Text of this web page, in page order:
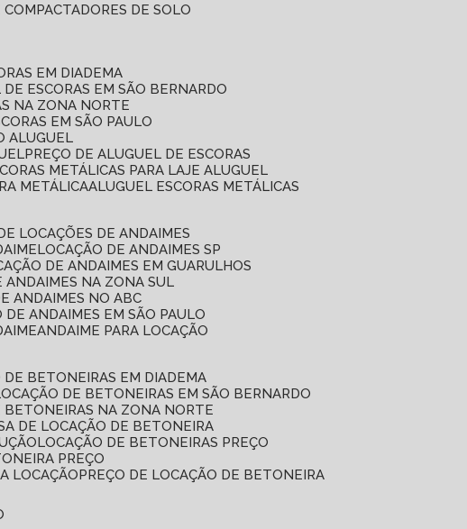
COMPACTADORES DE SOLO
EM DIADEMA
DE ESCORAS EM SÃO BERNARDO
NA ZONA NORTE
EM SÃO PAULO
ALUGUEL
PREÇO DE ALUGUEL DE ESCORAS
METÁLICAS PARA LAJE ALUGUEL
METÁLICA ALUGUEL ESCORAS METÁLICAS
DE LOCAÇÕES DE ANDAIMES
LOCAÇÃO DE ANDAIMES SP
DE ANDAIMES EM GUARULHOS
ANDAIMES NA ZONA SUL
ANDAIMES NO ABC
DE ANDAIMES EM SÃO PAULO
ANDAIME PARA LOCAÇÃO
DE BETONEIRAS EM DIADEMA
LOCAÇÃO DE BETONEIRAS EM SÃO BERNARDO
BETONEIRAS NA ZONA NORTE
DE LOCAÇÃO DE BETONEIRA
LOCAÇÃO DE BETONEIRAS PREÇO
PREÇO
LOCAÇÃO
PREÇO DE LOCAÇÃO DE BETONEIRA